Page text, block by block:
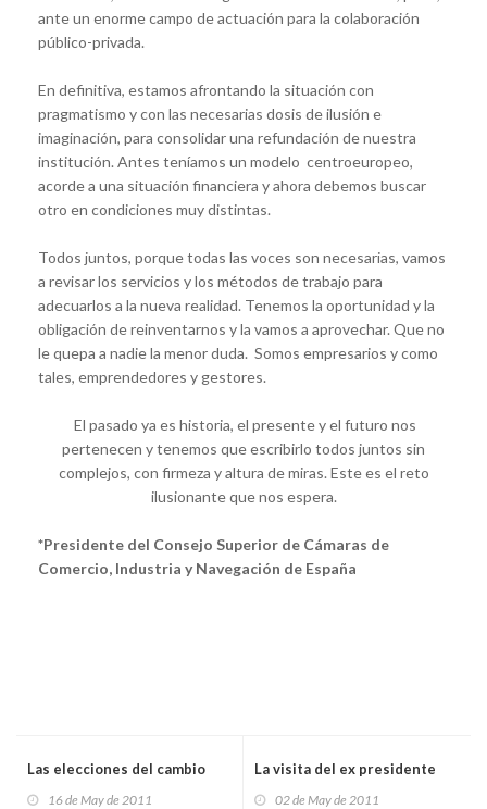
ante un enorme campo de actuación para la colaboración
público-privada.
En definitiva, estamos afrontando la situación con
pragmatismo y con las necesarias dosis de ilusión e
imaginación, para consolidar una refundación de nuestra
institución. Antes teníamos un modelo centroeuropeo,
acorde a una situación financiera y ahora debemos buscar
otro en condiciones muy distintas.
Todos juntos, porque todas las voces son necesarias, vamos
a revisar los servicios y los métodos de trabajo para
adecuarlos a la nueva realidad. Tenemos la oportunidad y la
obligación de reinventarnos y la vamos a aprovechar. Que no
le quepa a nadie la menor duda. Somos empresarios y como
tales, emprendedores y gestores.
El pasado ya es historia, el presente y el futuro nos
pertenecen y tenemos que escribirlo todos juntos sin
complejos, con firmeza y altura de miras. Este es el reto
ilusionante que nos espera.
*Presidente del Consejo Superior de Cámaras de
Comercio, Industria y Navegación de España
Las elecciones del cambio
16 de May de 2011
La visita del ex presidente
02 de May de 2011